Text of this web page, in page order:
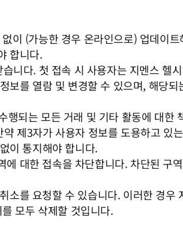
이 (가능한 경우 온라인으로) 업데이
합니다.
니다. 첫 접속 시 사용자는 지멘스 헬
보를 열람 및 변경할 수 있으며, 해당되
되는 모든 거래 및 기타 활동에 대한
제3자가 사용자 정보를 도용하고 있
이 통지해야 합니다.
대한 접속을 차단합니다. 차단된 구
소를 요청할 수 있습니다. 이러한 경우
모두 삭제할 것입니다.